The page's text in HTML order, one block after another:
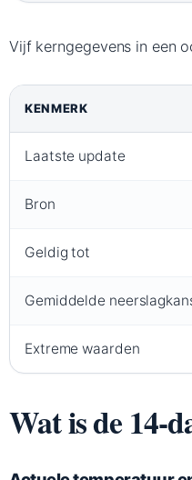
Vijf kerngegevens in een
KENMERK
Laatste update
Bron
Geldig tot
Gemiddelde
Extreme waarden
Wat is de 14-